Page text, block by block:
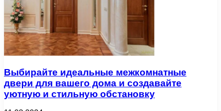
Выбирайте идеальные межкомнатные
двери для вашего дома и создавайте
уютную и стильную обстановку